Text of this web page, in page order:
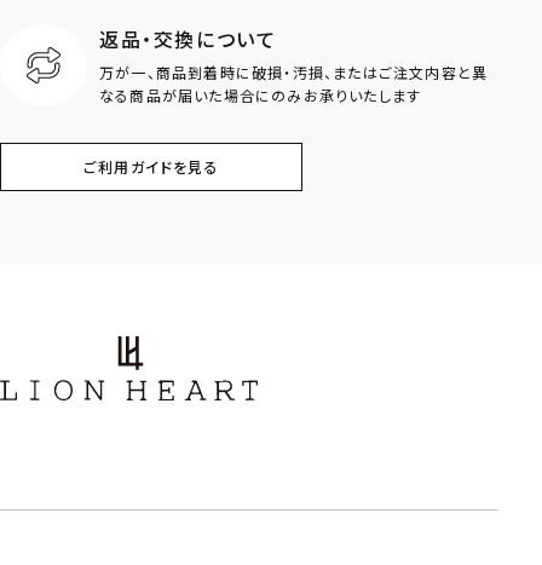
クラウン
フラワー
返品・交換について
万が一、商品到着時に破損・汚損、またはご注文内容と異
なる商品が届いた場合にのみお承りいたします
ご利用ガイドを見る